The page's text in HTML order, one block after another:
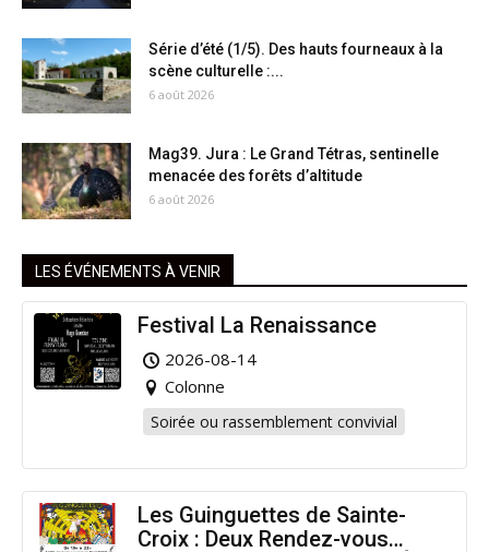
Série d’été (1/5). Des hauts fourneaux à la
scène culturelle :...
6 août 2026
Mag39. Jura : Le Grand Tétras, sentinelle
menacée des forêts d’altitude
6 août 2026
LES ÉVÉNEMENTS À VENIR
Festival La Renaissance
2026-08-14
Colonne
Soirée ou rassemblement convivial
Les Guinguettes de Sainte-
Croix : Deux Rendez-vous